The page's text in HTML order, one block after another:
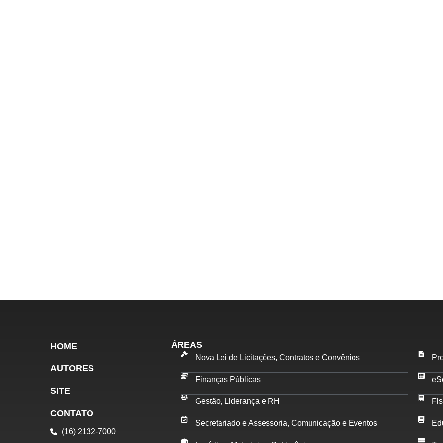
HOME
AUTORES
SITE
CONTATO
(16) 2132-7000
ÁREAS
Nova Lei de Licitações, Contratos e Convênios
Finanças Públicas
Gestão, Liderança e RH
Secretariado e Assessoria, Comunicação e Eventos